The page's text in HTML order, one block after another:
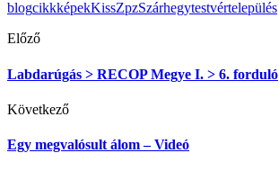
blogcikkképekKissZpzSzárhegytestvértelepülés
Előző
Labdarúgás > RECOP Megye I. > 6. forduló
Következő
Egy megvalósult álom – Videó